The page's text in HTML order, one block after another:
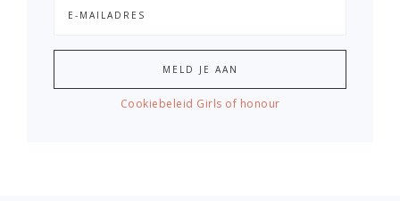
Cookiebeleid Girls of honour